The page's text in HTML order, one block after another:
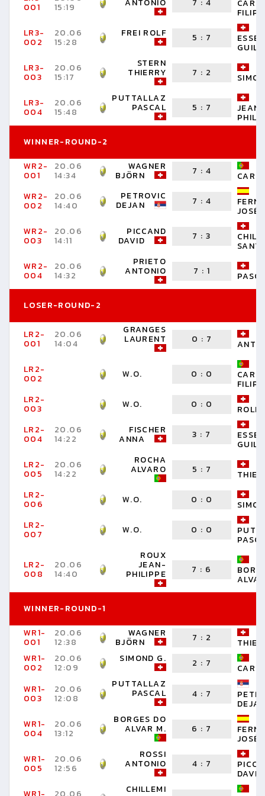
001 15:19 ANTONIO 7 : 4
FILIPE
LR3-
002
20.06
15:28
FREI ROLF 5 : 7
LR3-
003
20.06
15:17
STERN
THIERRY 7 : 2
LR3-
004
20.06
15:48
PUTTALLAZ
PASCAL 5 : 7
JEAN-
WINNER-ROUND-2
WR2-
001
20.06
14:34
WAGNER
BJÖRN 7 : 4
WR2-
002
20.06
14:40
PETROVIC
DEJAN 7 : 4
JOSÉ
WR2-
003
20.06
14:11
PICCAND
DAVID 7 :3
WR2-
004
20.06
14:32
PRIETO
ANTONIO 7 : 1
LOSER-ROUND-2
LR2-
001
20.06
14:04
GRANGES
LAURENT 0 : 7
LR2-
002 W.O. 0 : 0
FILIPE
LR2-
003 W.O. 0 : 0
ROLF
LR2-
004
20.06
14:22
FISCHER
ANNA 3 : 7
LR2-
005
20.06
14:22
ROCHA
ALVARO 5 : 7
LR2-
006 W.O. 0 : 0
LR2-
007 W.O. 0 : 0
LR2-
008
20.06
14:40
ROUX
JEAN-
PHILIPPE 7 : 6
WINNER-ROUND-1
WR1-
001
20.06
12:38
WAGNER
BJÖRN 7 : 2
WR1-
002
20.06
12:09
SIMOND G. 2 : 7
WR1-
003
20.06
12:08
PUTTALLAZ
PASCAL 4 : 7
WR1-
004
20.06
13:12
BORGES DO
ALVAR M. 6 : 7
JOSÉ
WR1-
005
20.06
12:56
ROSSI
ANTONIO 4 : 7
DAVID
CHILLEMI